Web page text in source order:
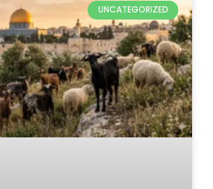
UNCATEGORIZED